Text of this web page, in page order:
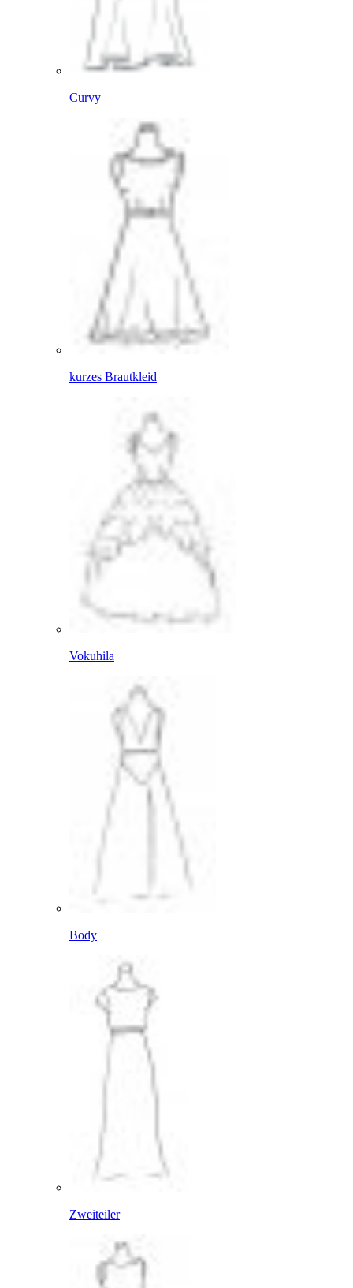
Curvy
kurzes Brautkleid
Vokuhila
Body
Zweiteiler